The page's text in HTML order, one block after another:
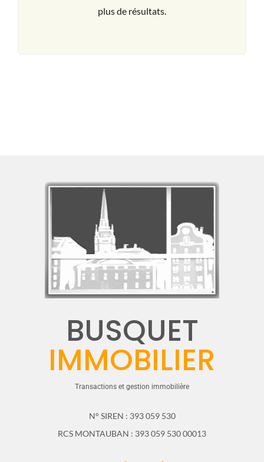
plus de résultats.
BUSQUET
IMMOBILIER
Transactions et gestion immobilière
N° SIREN : 393 059 530
RCS MONTAUBAN : 393 059 530 00013